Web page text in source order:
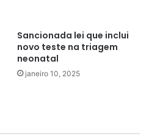
Sancionada lei que inclui
novo teste na triagem
neonatal
janeiro 10, 2025